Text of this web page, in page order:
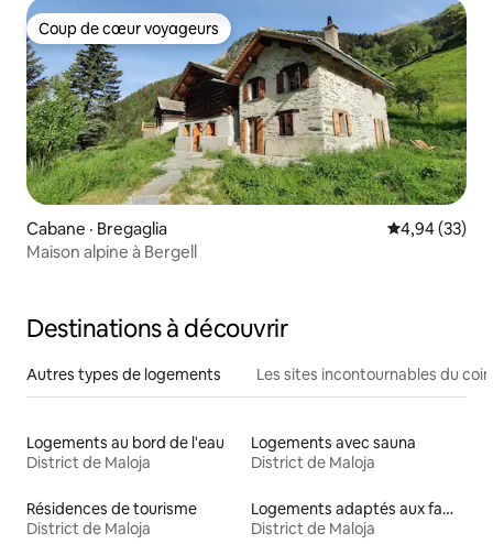
Coup de cœur voyageurs
Coup de cœur voyageurs
Cabane · Bregaglia Note
4,94 (33)
Maison alpine à Bergell
Destinations à découvrir
Autres types de logements Les sites incontournables du coin
Logements au bord de l'eau
District de Maloja
Logements avec sauna
District de Maloja
Résidences de tourisme
District de Maloja
Logements adaptés aux familles à louer
District de Maloja